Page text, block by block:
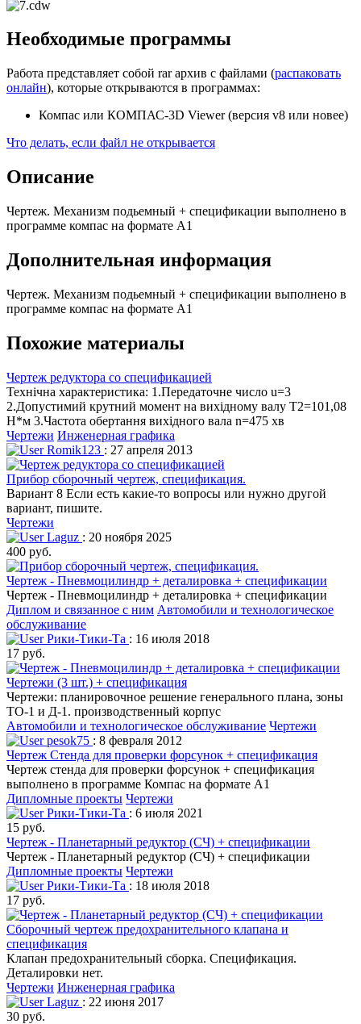
Необходимые программы
Работа представляет собой rar архив с файлами (распаковать
онлайн), которые открываются в программах:
Компас или КОМПАС-3D Viewer (версия v8 или новее)
Что делать, если файл не открывается
Описание
Чертеж. Механизм подьемный + спецификации выполнено в
программе компас на формате А1
Дополнительная информация
Чертеж. Механизм подьемный + спецификации выполнено в
программе компас на формате А1
Похожие материалы
Чертеж редуктора со спецификацией
Технічна характеристика: 1.Передаточне число u=3
2.Допустимий крутний момент на вихiдному валу Т2=101,08
Н*м 3.Частота обертання вихiдного вала n=475 хв
Чертежи Инженерная графика
Romik123 : 27 апреля 2013
Прибор сборочный чертеж, спецификация.
Вариант 8 Если есть какие-то вопросы или нужно другой
вариант, пишите.
Чертежи
Laguz : 20 ноября 2025
400 руб.
Чертеж - Пневмоцилиндр + деталировка + спецификации
Чертеж - Пневмоцилиндр + деталировка + спецификации
Диплом и связанное с ним Автомобили и технологическое
обслуживание
Рики-Тики-Та : 16 июля 2018
17 руб.
Чертежи (3 шт.) + спецификация
Чертежи: планировочное решение генерального плана, зоны
ТО-1 и Д-1. производственный корпус
Автомобили и технологическое обслуживание Чертежи
pesok75 : 8 февраля 2012
Чертеж Стенда для проверки форсунок + спецификация
Чертеж стенда для проверки форсунок + спецификация
выполнено в программе Компас на формате А1
Дипломные проекты Чертежи
Рики-Тики-Та : 6 июля 2021
15 руб.
Чертеж - Планетарный редуктор (СЧ) + спецификации
Чертеж - Планетарный редуктор (СЧ) + спецификации
Дипломные проекты Чертежи
Рики-Тики-Та : 18 июля 2018
17 руб.
Сборочный чертеж предохранительного клапана и
спецификация
Клапан предохранительный сборка. Спецификация.
Деталировки нет.
Чертежи Инженерная графика
Laguz : 22 июня 2017
30 руб.